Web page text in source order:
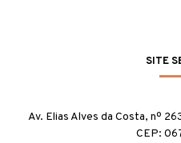
SITE
Av. Elias Alves da Costa, nº
CEP: